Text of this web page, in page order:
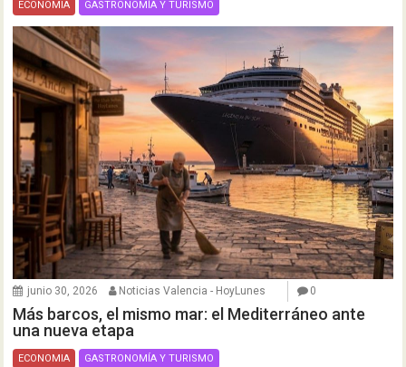
ECONOMIA GASTRONOMÍA Y TURISMO
junio 30, 2026 Noticias Valencia - HoyLunes 0
Más barcos, el mismo mar: el Mediterráneo ante
una nueva etapa
ECONOMIA GASTRONOMÍA Y TURISMO